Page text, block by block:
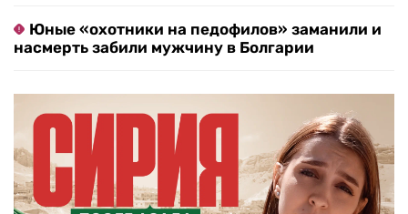
Юные «охотники на педофилов» заманили и
насмерть забили мужчину в Болгарии